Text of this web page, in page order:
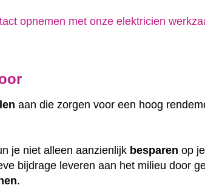
opnemen met onze elektricien
aan die zorgen voor een hoog
je niet alleen aanzienlijk besparen op je
bijdrage leveren aan het milieu door
.